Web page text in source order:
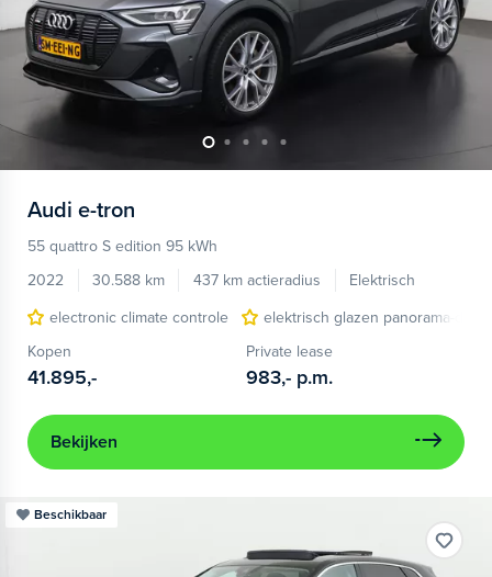
Audi e-tron
55 quattro S edition 95 kWh
2022
30.588 km 437 km actieradius
Elektrisch
electronic climate controle
elektrisch glazen panorama-dak
Kopen
41.895,-
Private lease
983,- p.m.
Bekijken
Beschikbaar